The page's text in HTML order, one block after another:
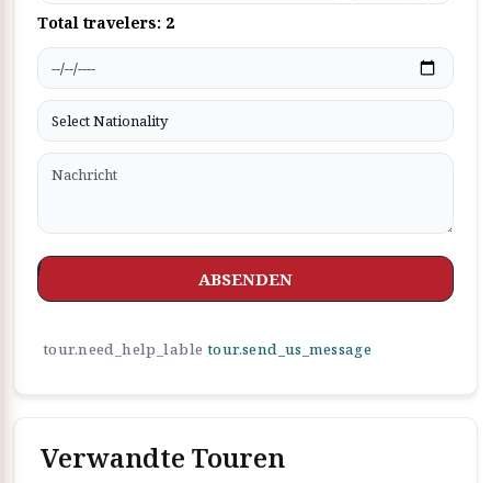
Total travelers: 2
ABSENDEN
tour.need_help_lable tour.send_us_message
Verwandte Touren